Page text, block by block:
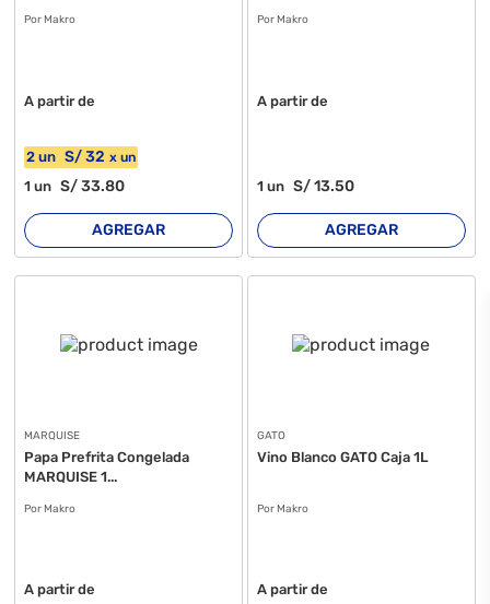
Por Makro
A partir de
2 un S/32 xun
1un S/33.80
AGREGAR
Por Makro
A partir de
1 un S/13.50
AGREGAR
MARQUISE
Papa Prefrita Congelada
MARQUISE 1...
Por Makro
A partir de
GATO
Vino Blanco GATO Caja 1L
Por Makro
A partir de